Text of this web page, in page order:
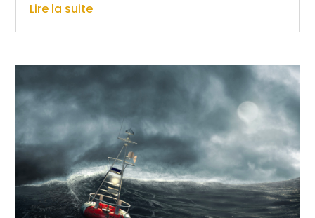
Lire la suite